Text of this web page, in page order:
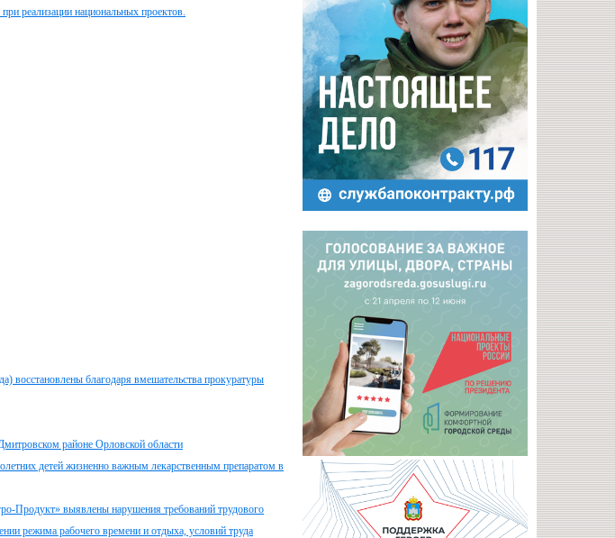
реализации национальных проектов.
восстановлены благодаря вмешательства прокуратуры
районе Орловской области
детей жизненно важным лекарственным препаратом в
Продукт» выявлены нарушения требований трудового
режима рабочего времени и отдыха, условий труда